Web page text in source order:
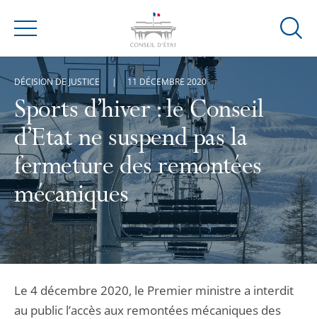
Menu
Ouvrir
Sports d’hiver : le Conseil
d’Etat ne suspend pas la
fermeture des remontées
mécaniques
DÉCISION DE JUSTICE 11 DÉCEMBRE 2020
Le 4 décembre 2020, le Premier ministre a interdit
au public l’accès aux remontées mécaniques des